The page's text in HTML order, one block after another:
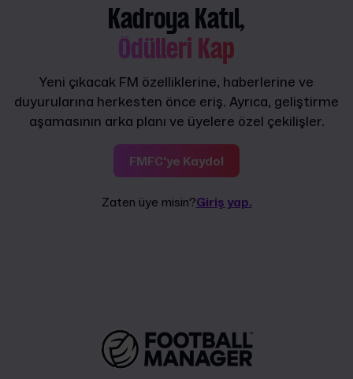
Kadroya Katıl,
Ödülleri Kap
Yeni çıkacak FM özelliklerine, haberlerine ve
duyurularına herkesten önce eriş. Ayrıca, geliştirme
aşamasının arka planı ve üyelere özel çekilişler.
FMFC'ye Kaydol
Zaten üye misin?Giriş yap.